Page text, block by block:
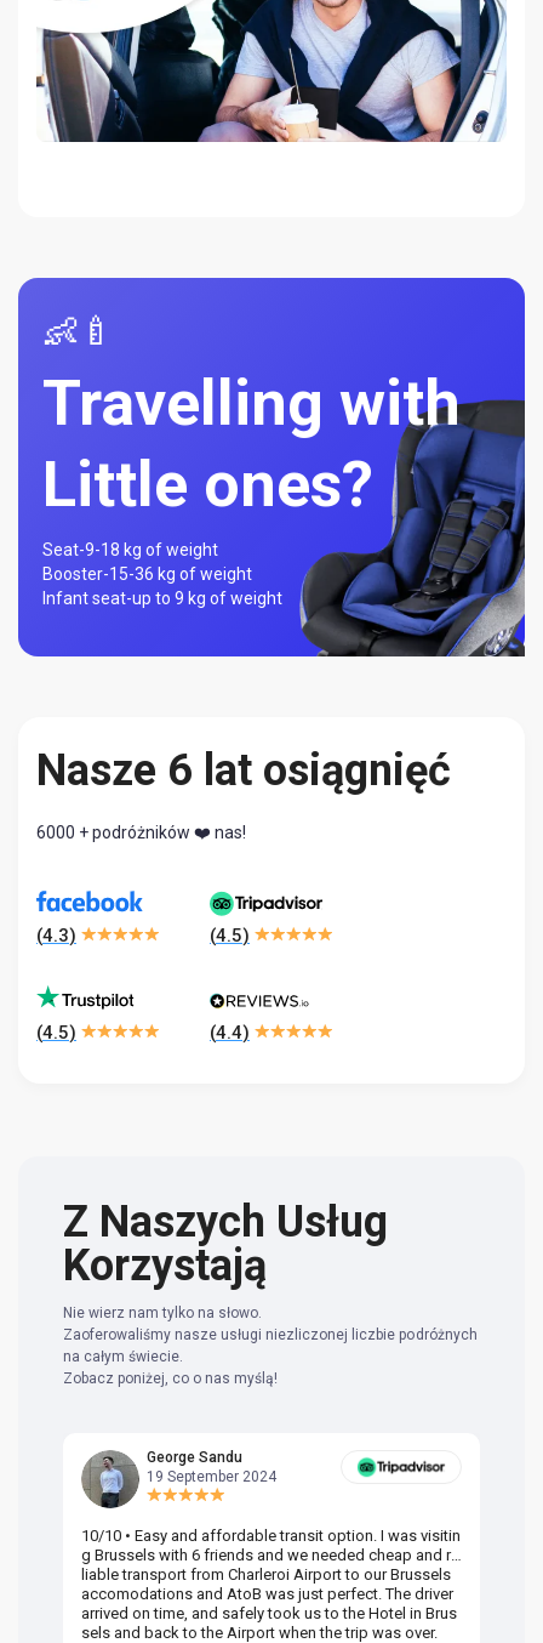
👶🍼
Travelling with
Little ones?
Seat-9-18 kg of weight
Booster-15-36 kg of weight
Infant seat-up to 9 kg of weight
Nasze 6 lat osiągnięć
6000 + podróżników ❤️ nas!
(4.3) (4.5)
(4.5) (4.4)
Z Naszych Usług
Korzystają
Nie wierz nam tylko na słowo.
Zaoferowaliśmy nasze usługi niezliczonej liczbie podróżnych
na całym świecie.
Zobacz poniżej, co o nas myślą!
George Sandu
19 September 2024
10/10 • Easy and affordable transit option. I was visitin
g Brussels with 6 friends and we needed cheap and re
liable transport from Charleroi Airport to our Brussels
accomodations and AtoB was just perfect. The driver
arrived on time, and safely took us to the Hotel in Brus
sels and back to the Airport when the trip was over.